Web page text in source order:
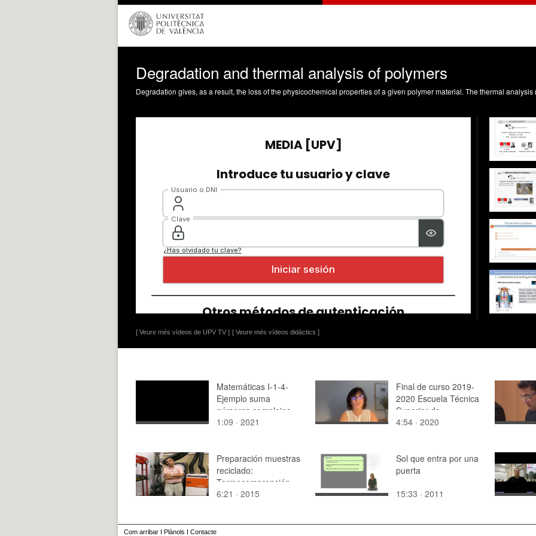
Degradation and thermal analysis of polymers
[ Veure més vídeos de UPV TV ] [ Veure més vídeos didàctics ]
Matemáticas I-1-4-
Ejemplo suma
números complejos
1:09 · 2021
Final de curso 2019-
2020 Escuela Técnica
Superior de
Arquitectura. Marina
4:54 · 2020
Preparación muestras
reciclado:
Termocomprensión
6:21 · 2015
Sol que entra por una
puerta
15:33 · 2011
Com arribar I Plànols I Contacte